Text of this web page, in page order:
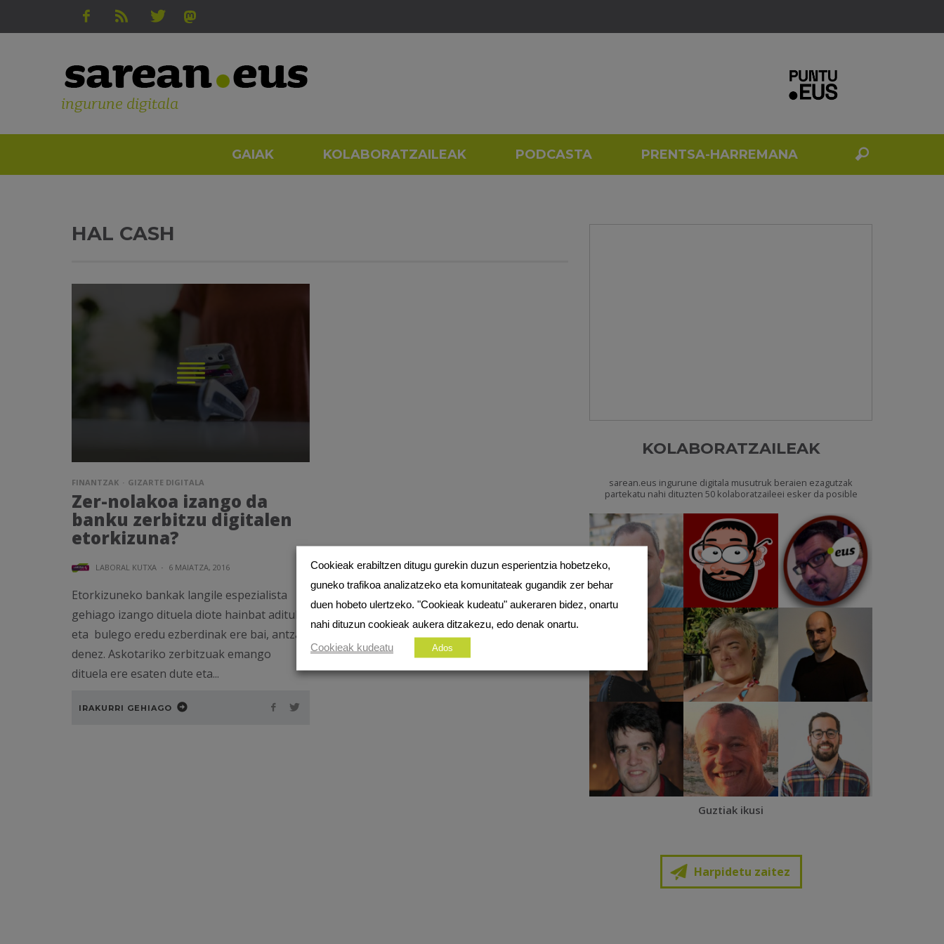
ingurune digitala
GAIAK KOLABORATZAILEAK PODCASTA PRENTSA-HARREMANA
HAL CASH
FINANTZAK GIZARTE DIGITALA
Zer-nolakoa izango da
banku zerbitzu digitalen
etorkizuna?
LABORAL KUTXA · 6 MAIATZA, 2016
Etorkizuneko bankak langile espezialista
gehiago izango dituela diote hainbat adituk,
eta bulego eredu ezberdinak ere bai, antza
denez. Askotariko zerbitzuak emango
dituela ere esaten dute eta...
IRAKURRI GEHIAGO
KOLABORATZAILEAK
sarean.eus ingurune digitala musutruk beraien ezagutzak
partekatu nahi dituzten 50 kolaboratzaileei esker da posible
Guztiak ikusi
Harpidetu zaitez
Cookieak erabiltzen ditugu gurekin duzun esperientzia hobetzeko,
guneko trafikoa analizatzeko eta komunitateak gugandik zer behar
duen hobeto ulertzeko. "Cookieak kudeatu" aukeraren bidez, onartu
nahi dituzun cookieak aukera ditzakezu, edo denak onartu.
Cookieak kudeatu Ados